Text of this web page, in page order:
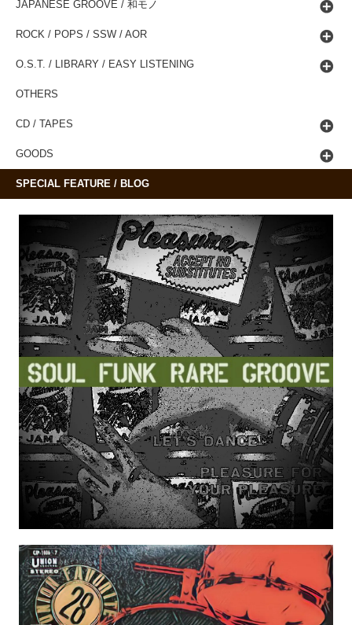
JAPANESE GROOVE / 和モノ
ROCK / POPS / SSW / AOR
O.S.T. / LIBRARY / EASY LISTENING
OTHERS
CD / TAPES
GOODS
SPECIAL FEATURE / BLOG